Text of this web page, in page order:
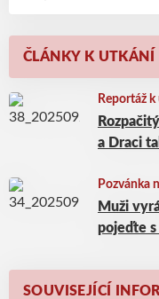
ČLÁNKY K UTKÁNÍ
Reportáž
a Draci
Pozvánka
Muži
pojeďte s
SOUVISEJÍCÍ